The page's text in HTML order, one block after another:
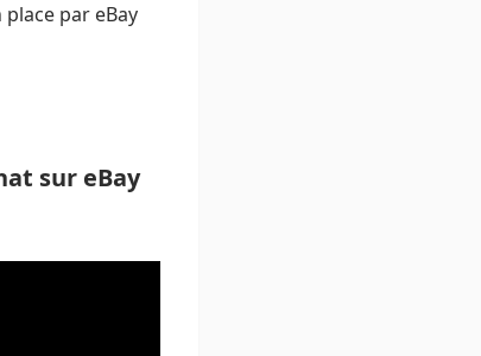
par eBay
sur eBay